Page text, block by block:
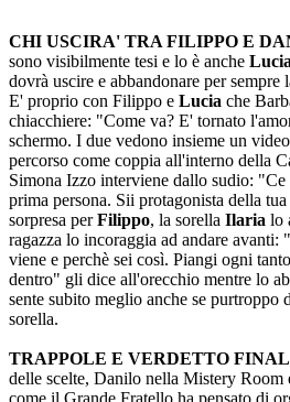
CHI USCIRA' TRA FILIPPO E
sono visibilmente tesi e lo è anche Lucia
dovrà uscire e abbandonare per sempre
E' proprio con Filippo e Lucia che
chiacchiere: "Come va? E' tornato
schermo. I due vedono insieme un
percorso come coppia all'interno della
Simona Izzo interviene dallo sudio:
prima persona. Sii protagonista della
sorpresa perFilippo, la sorella Ilaria lo
ragazza lo incoraggia ad andare
viene e perchè sei così. Piangi ogni
dentro" gli dice all'orecchio mentre lo
sente subito meglio anche se purtroppo
sorella.
TRAPPOLE E VERDETTO
delle scelte, Danilo nella Mistery Room